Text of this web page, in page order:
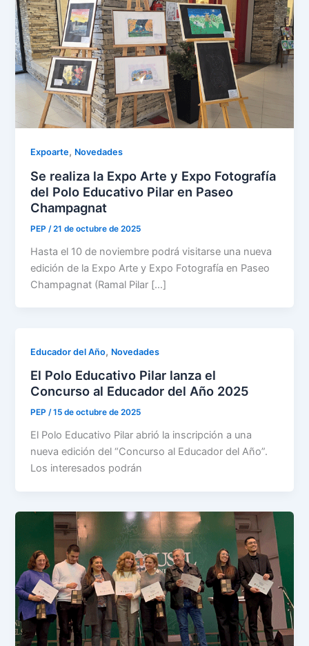
Expoarte, Novedades
Se realiza la Expo Arte y Expo Fotografía
del Polo Educativo Pilar en Paseo
Champagnat
PEP /21 de octubre de 2025
Hasta el 10 de noviembre podrá visitarse una nueva
edición de la Expo Arte y Expo Fotografía en Paseo
Champagnat (Ramal Pilar […]
Educador del Año, Novedades
El Polo Educativo Pilar lanza el
Concurso al Educador del Año 2025
PEP/15 de octubre de 2025
El Polo Educativo Pilar abrió la inscripción a una
nueva edición del “Concurso al Educador del Año”.
Los interesados podrán